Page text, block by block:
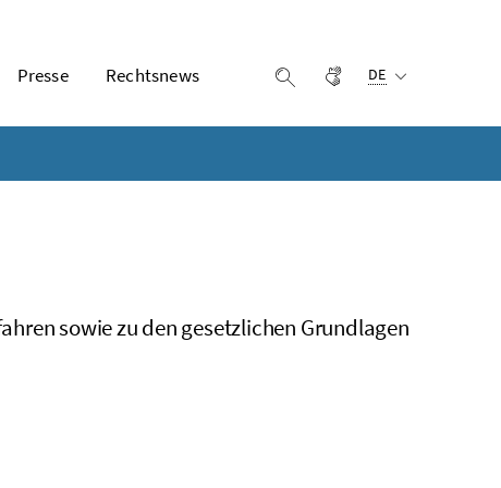
Presse Rechtsnews Suche einblenden
Gebärdensprache
DE
sowie zu den gesetzlichen Grundlagen